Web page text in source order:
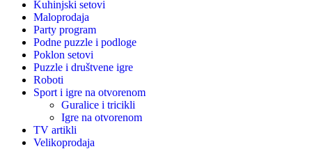
Kuhinjski setovi
Maloprodaja
Party program
Podne puzzle i podloge
Poklon setovi
Puzzle i društvene igre
Roboti
Sport i igre na otvorenom
Guralice i tricikli
Igre na otvorenom
TV artikli
Velikoprodaja